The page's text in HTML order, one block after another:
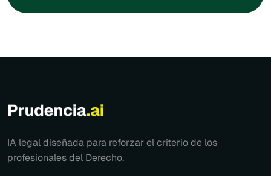
IA legal diseñada para reforzar el criterio de los
profesionales del Derecho.